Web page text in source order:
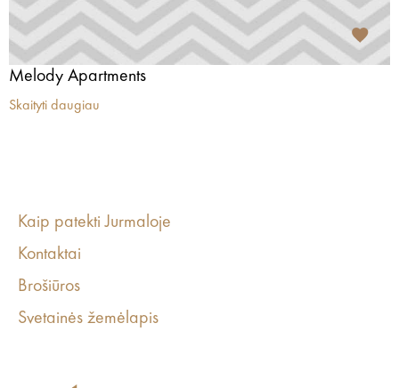
Melody Apartments
Skaityti daugiau
Kaip patekti Jurmaloje
Kontaktai
Brošiūros
Svetainės žemėlapis